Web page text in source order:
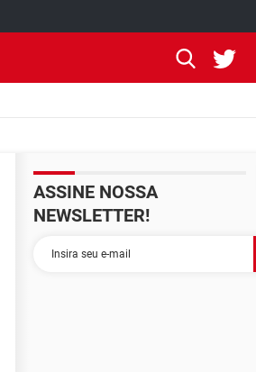
ASSINE NOSSA
NEWSLETTER!